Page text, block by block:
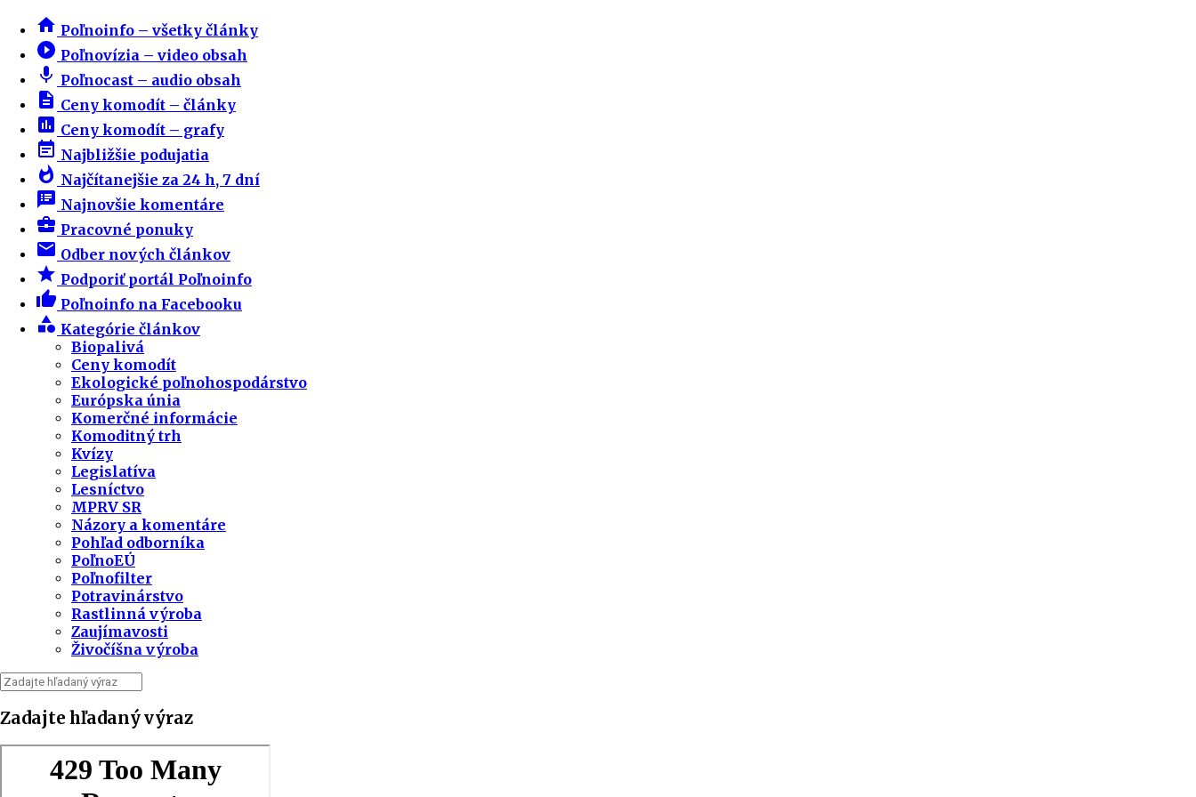
home Poľnoinfo – všetky články
play_circle_filled Poľnovízia – video obsah
mic Poľnocast – audio obsah
description Ceny komodít – články
insert_chart Ceny komodít – grafy
event_note Najbližšie podujatia
whatshot Najčítanejšie za 24 h, 7 dní
speaker_notes Najnovšie komentáre
business_center Pracovné ponuky
email Odber nových článkov
star Podporiť portál Poľnoinfo
thumb_up Poľnoinfo na Facebooku
category Kategórie článkov
Biopalivá
Ceny komodít
Ekologické poľnohospodárstvo
Európska únia
Komerčné informácie
Komoditný trh
Kvízy
Legislatíva
Lesníctvo
MPRV SR
Názory a komentáre
Pohľad odborníka
PoľnoEÚ
Poľnofilter
Potravinárstvo
Rastlinná výroba
Zaujímavosti
Živočíšna výroba
Zadajte hľadaný výraz